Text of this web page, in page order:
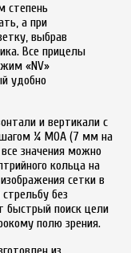
степень
а при
выбрав
Все прицелы
«NV»
удобно
и вертикали с
¼ MOA (7 мм на
значения можно
кольца на
сетки в
без
быстрый поиск цели
полю зрения.